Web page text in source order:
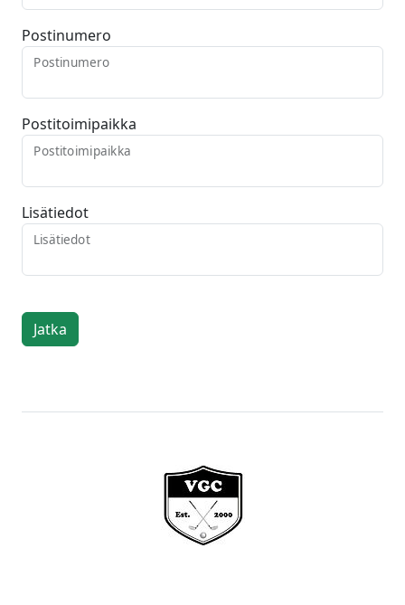
Postinumero
Postinumero
Postitoimipaikka
Postitoimipaikka
Lisätiedot
Lisätiedot